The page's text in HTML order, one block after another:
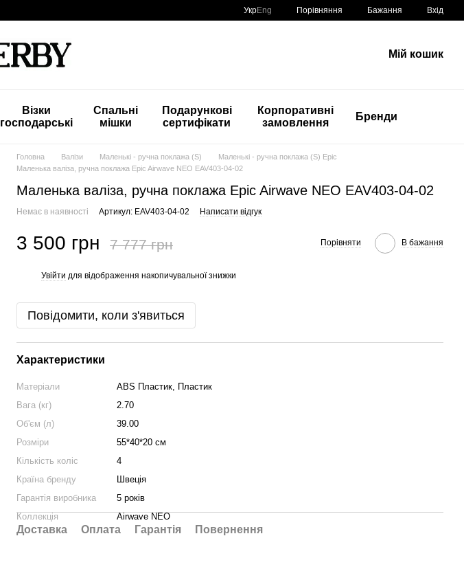
УкрEng Порівняння Бажання Вхід
Мій кошик
Візки
господарські
Спальні
мішки
Подарункові
сертифікати
Корпоративні
замовлення
Бренди
Головна Валізи Маленькі - ручна поклажа (S)
Маленькі - ручна поклажа (S) Epic
Маленька валіза, ручна поклажа Epic Airwave NEO EAV403-04-02
Маленька валіза, ручна поклажа Epic Airwave NEO EAV403-04-02
Немає в наявності Артикул: EAV403-04-02 Написати відгук
3 500 грн 7 777 грн Порівняти В бажання
Увійти для відображення накопичувальної знижки
Повідомити, коли з'явиться
Характеристики
Матеріали
ABS Пластик, Пластик
Вага (кг)
2.70
Об'єм (л)
39.00
Розміри
55*40*20 см
Кількість коліс
4
Країна бренду
Швеція
Гарантія виробника
5 років
Коллекція
Airwave NEO
Доставка Оплата Гарантія Повернення